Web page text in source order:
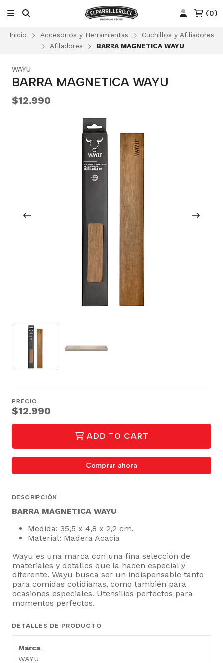
(0)
Inicio Accesorios y Herramientas
Cuchillos y Afiliadores
Afiladores
BARRA MAGNETICA WAYU
WAYU
BARRA MAGNETICA WAYU
$12.990
PRECIO
$12.990
ADD TO CART
Comprar ahora
DESCRIPCIÓN
BARRA MAGNETICA WAYU
Medida: 35,5 x 4,8 x 2,2 cm.
Material: Madera Acacia
Wayu es una marca con una fina selección de
materiales y detalles que la hacen especial y
diferente. Wayu busca ser un indispensable tanto
para comidas cotidianas, como también para
ocasiones especiales. Utensilios perfectos para
momentos perfectos.
DETALLES DE PRODUCTO
Marca
WAYU